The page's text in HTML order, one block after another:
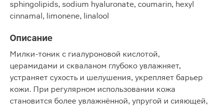
sphingolipids, sodium hyaluronate, coumarin, hexyl
cinnamal, limonene, linalool
Описание
Милки-тоник с гиалуроновой кислотой,
церамидами и скваланом глубоко увлажняет,
устраняет сухость и шелушения, укрепляет барьер
кожи. При регулярном использовании кожа
становится более увлажнённой, упругой и сияющей,